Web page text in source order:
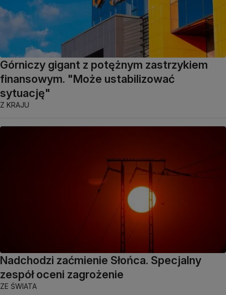
Górniczy gigant z potężnym zastrzykiem
finansowym. "Może ustabilizować
sytuację"
Z KRAJU
Nadchodzi zaćmienie Słońca. Specjalny
zespół oceni zagrożenie
ZE ŚWIATA